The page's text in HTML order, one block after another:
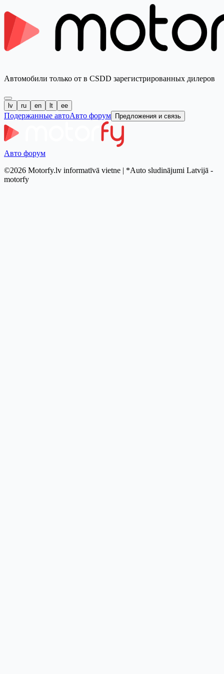
Автомобили только от в CSDD зарегистрированных дилеров
lv ru en lt ee
Подержанные автоАвто форум Предложения и связь
Авто форум
©2026 Motorfy.lv informatīvā vietne | *Auto sludinājumi Latvijā -
motorfy